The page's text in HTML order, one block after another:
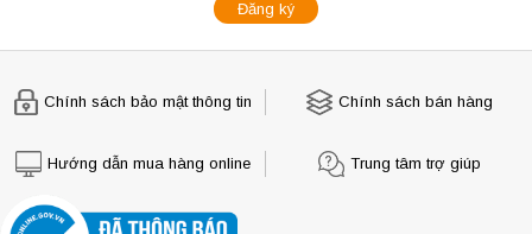
Chính sách bảo mật thông tin Chính sách bán hàng
Hướng dẫn mua hàng online Trung tâm trợ giúp